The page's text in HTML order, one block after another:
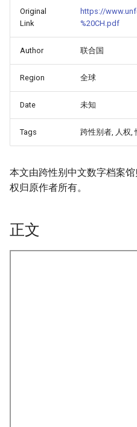
Original
Link
https://
%20CH.pdf
Author 联合国
Region 全球
Date 未知
Tags 跨性别者, 人权,
本文由跨性别中文数字档案
权归原作者所有。
正文